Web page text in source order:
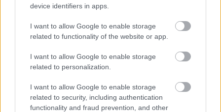
device identifiers in apps.
I want to allow Google to enable storage
related to functionality of the website or app.
I want to allow Google to enable storage
related to personalization.
I want to allow Google to enable storage
related to security, including authentication
functionality and fraud prevention, and other